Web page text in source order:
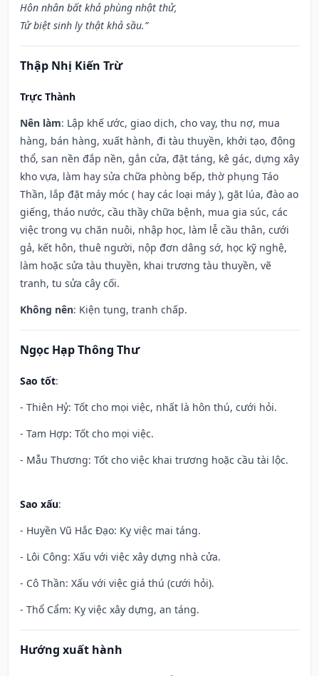
Hôn nhân bất khả phùng nhật thử,
Tử biệt sinh ly thật khả sầu.”
Thập Nhị Kiến Trừ
Trực Thành
Nên làm: Lập khế ước, giao dịch, cho vay, thu nợ, mua
hàng, bán hàng, xuất hành, đi tàu thuyền, khởi tạo, động
thổ, san nền đắp nền, gắn cửa, đặt táng, kê gác, dựng xây
kho vựa, làm hay sửa chữa phòng bếp, thờ phụng Táo
Thần, lắp đặt máy móc ( hay các loại máy ), gặt lúa, đào ao
giếng, tháo nước, cầu thầy chữa bệnh, mua gia súc, các
việc trong vụ chăn nuôi, nhập học, làm lễ cầu thân, cưới
gả, kết hôn, thuê người, nộp đơn dâng sớ, học kỹ nghệ,
làm hoặc sửa tàu thuyền, khai trương tàu thuyền, vẽ
tranh, tu sửa cây cối.
Không nên: Kiện tụng, tranh chấp.
Ngọc Hạp Thông Thư
Sao tốt:
- Thiên Hỷ: Tốt cho mọi việc, nhất là hôn thú, cưới hỏi.
- Tam Hợp: Tốt cho mọi việc.
- Mẫu Thương: Tốt cho việc khai trương hoặc cầu tài lộc.
Sao xấu:
- Huyền Vũ Hắc Đạo: Kỵ việc mai táng.
- Lôi Công: Xấu với việc xây dựng nhà cửa.
- Cô Thần: Xấu với việc giá thú (cưới hỏi).
- Thổ Cẩm: Kỵ việc xây dựng, an táng.
Hướng xuất hành